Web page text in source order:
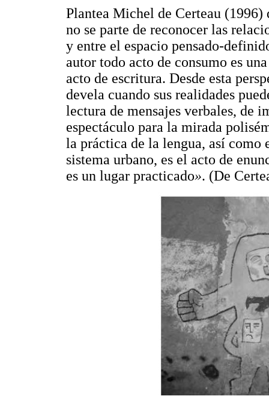
Plantea Michel de Certeau
no se parte de reconocer las
y entre el espacio pensado-
autor todo acto de consumo es
acto de escritura. Desde esta
devela cuando sus realidades
lectura de mensajes verbales, de
espectáculo para la mirada
la práctica de la lengua, así como
sistema urbano, es el acto de
es un lugar practicado». (De